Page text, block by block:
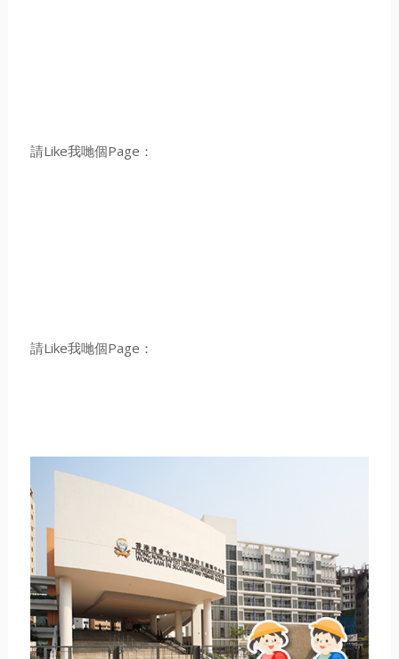
請Like我哋個Page：
請Like我哋個Page：